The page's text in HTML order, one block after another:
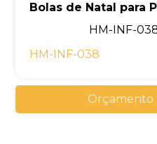
Bolas de Natal para
HM-INF-
HM-INF-038
Orçamento